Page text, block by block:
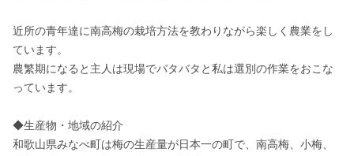
近所の青年達に南高梅の栽培方法を教わりながら楽しく農業をし
ています。
農繁期になると主人は現場でバタバタと私は選別の作業をおこな
っています。
◆生産物・地域の紹介
和歌山県みなべ町は梅の生産量が日本一の町で、南高梅、小梅、